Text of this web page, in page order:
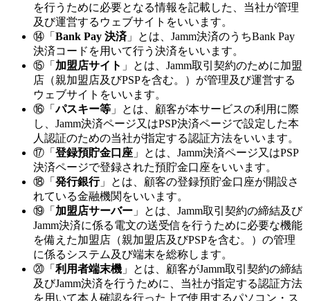
を行うために必要となる情報を記載した、当社が管理
及び運営するウェブサイトをいいます。
⑭「 Bank Pay 決済」とは、Jamm決済のうちBank Pay
決済コードを用いて行う決済をいいます。
⑮「 加盟店サイト 」とは、Jamm取引契約のために加盟
店（親加盟店及びPSPを含む。）が管理及び運営する
ウェブサイトをいいます。
⑯「パスキー等 」とは、顧客が本サービスの利用に際
し、Jamm決済ページ又はPSP決済ページで設定した本
人認証のための当社が指定する認証方法をいいます。
⑰「 登録預貯金口座 」とは、Jamm決済ページ又はPSP
決済ページで登録された預貯金口座をいいます。
⑱「 発行銀行」とは、顧客の登録預貯金口座が開設さ
れている金融機関をいいます。
⑲「 加盟店サーバー 」とは、Jamm取引契約の締結及び
Jamm決済に係る電文の送受信を行うために必要な機能
を備えた加盟店（親加盟店及びPSPを含む。）の管理
に係るシステム及び端末を総称します。
⑳「 利用者端末機 」とは、顧客がJamm取引契約の締結
及びJamm決済を行うために、当社が指定する認証方法
を用いて本人確認を行った上で使用するパソコン・ス